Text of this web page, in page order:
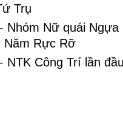
Trụ
- Nhóm Nữ quái
Năm Rực Rỡ
NTK Công Trí lần